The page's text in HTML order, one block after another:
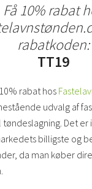
Få 10% rabat
rabatkoden:
TT19
rabat hos
udvalg af
Det er
billigste og
da man køber